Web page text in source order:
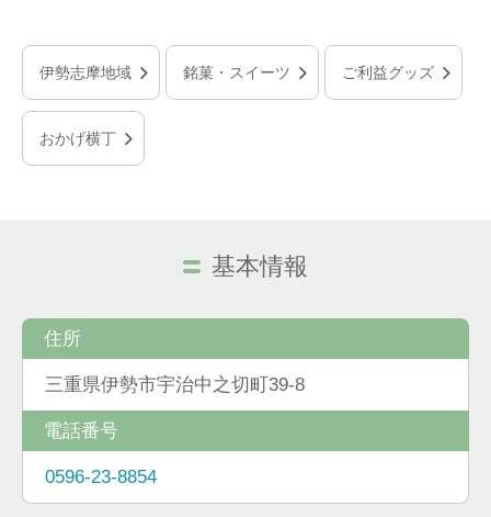
伊勢志摩地域 銘菓・スイーツ ご利益グッズ
おかげ横丁
基本情報
住所
三重県伊勢市宇治中之切町39-8
電話番号
0596-23-8854